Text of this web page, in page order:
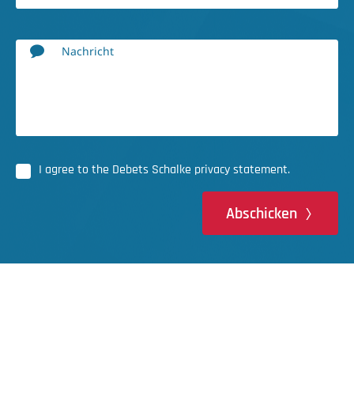
Nachricht
I agree to the Debets Schalke privacy statement.
Abschicken